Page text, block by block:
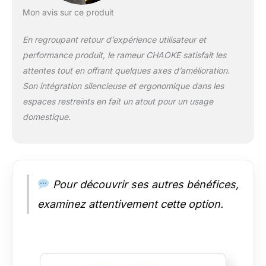
entraînement. La conception à double
pendant l'exercice. Vous pouvez ainsi
vous concentrer sur votre entraînement
et le rendre plus agréable.
𝙋𝙍𝙊𝙁𝙀𝙎𝙎𝙄𝙊𝙉𝙉𝙀𝙇 : Notre rameur
dispose de 16 niveaux de résistance.
Que vous soyez débutant ou
professionnel, vous trouverez l'intensité
qui vous convient. Chaque
votre force et votre condition physique
générale.
𝙀́𝘾𝙍𝘼𝙉 𝙇𝘾𝘿
𝙄𝙉𝙏𝙀𝙇𝙇𝙄𝙂𝙀𝙉𝙏 𝙀𝙏 𝘿𝙀𝙎𝙄𝙂𝙉
Mon avis sur ce produit
En regroupant retour d’expérience utilisateur et
performance produit, le rameur CHAOKE satisfait les
attentes tout en offrant quelques axes d’amélioration.
Son intégration silencieuse et ergonomique dans les
espaces restreints en fait un atout pour un usage
domestique.
Pour découvrir ses autres bénéfices,
examinez attentivement cette option.